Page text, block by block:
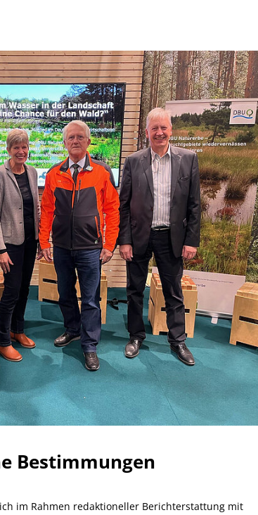
Bestimmungen
im Rahmen redaktioneller Berichterstattung mit